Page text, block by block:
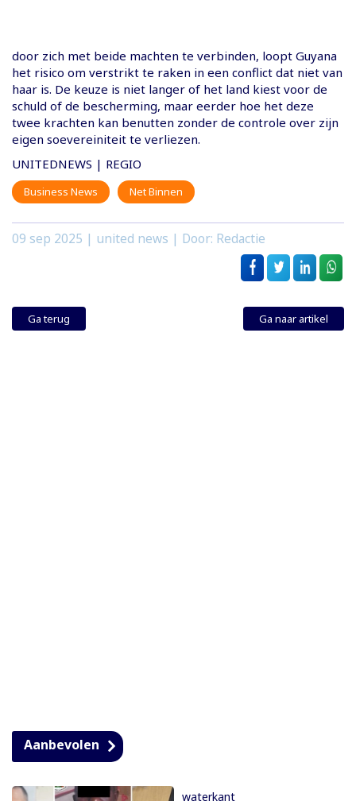
door zich met beide machten te verbinden, loopt Guyana
het risico om verstrikt te raken in een conflict dat niet van
haar is. De keuze is niet langer of het land kiest voor de
schuld of de bescherming, maar eerder hoe het deze
twee krachten kan benutten zonder de controle over zijn
eigen soevereiniteit te verliezen.
UNITEDNEWS | REGIO
Business News Net Binnen
09 sep 2025 | united news | Door: Redactie
Ga terug Ga naar artikel
Aanbevolen
waterkant